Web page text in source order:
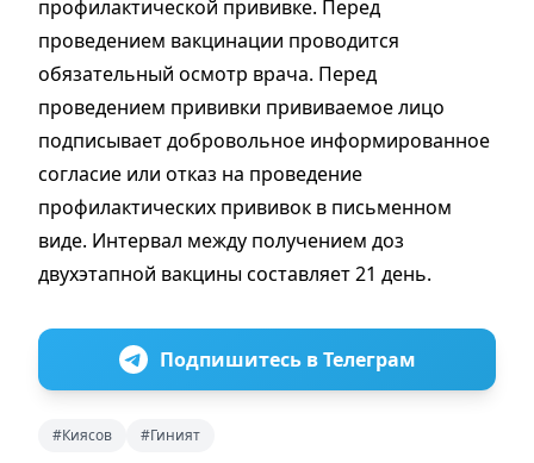
профилактической прививке. Перед
проведением вакцинации проводится
обязательный осмотр врача. Перед
проведением прививки прививаемое лицо
подписывает добровольное информированное
согласие или отказ на проведение
профилактических прививок в письменном
виде. Интервал между получением доз
двухэтапной вакцины составляет 21 день.
Подпишитесь в Телеграм
#Киясов #Гиният